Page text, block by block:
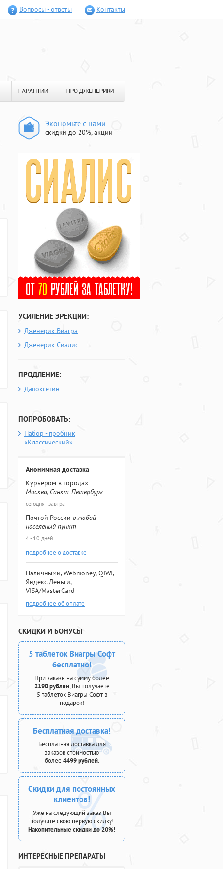
Вопросы - ответы Контакты
ГАРАНТИИ ПРО ДЖЕНЕРИКИ
Экономьте с нами
скидки до 20%, акции
УСИЛЕНИЕ ЭРЕКЦИИ:
Дженерик Виагра
Дженерик Сиалис
ПРОДЛЕНИЕ:
Дапоксетин
ПОПРОБОВАТЬ:
Набор - пробник
«Классический»
Анонимная доставка
Курьером в городах
Москва, Санкт-Петербург
сегодня - завтра
Почтой России в любой
населеный пункт
4 - 10 дней
подробнее о доставке
Наличными, Webmoney, QIWI,
Яндекс.Деньги,
VISA/MasterCard
подробнее об оплате
СКИДКИ И БОНУСЫ
5 таблеток Виагры Софт
бесплатно!
При заказе на сумму более
2190 рублей, Вы получаете
5 таблеток Виагры Софт в
подарок!
Бесплатная доставка!
Бесплатная доставка для
заказов стоимостью
более 4499 рублей.
Скидки для постоянных
клиентов!
Уже на следующий заказ Вы
получите свою первую скидку!
Накопительные скидки до 20%!
ИНТЕРЕСНЫЕ ПРЕПАРАТЫ